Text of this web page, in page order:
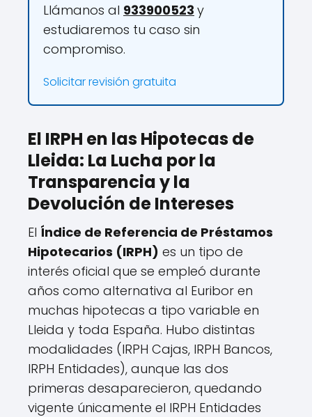
Llámanos al 933900523 y
estudiaremos tu caso sin
compromiso.
Solicitar revisión gratuita
El IRPH en las Hipotecas de
Lleida: La Lucha por la
Transparencia y la
Devolución de Intereses
El Índice de Referencia de Préstamos
Hipotecarios (IRPH) es un tipo de
interés oficial que se empleó durante
años como alternativa al Euribor en
muchas hipotecas a tipo variable en
Lleida y toda España. Hubo distintas
modalidades (IRPH Cajas, IRPH Bancos,
IRPH Entidades), aunque las dos
primeras desaparecieron, quedando
vigente únicamente el IRPH Entidades